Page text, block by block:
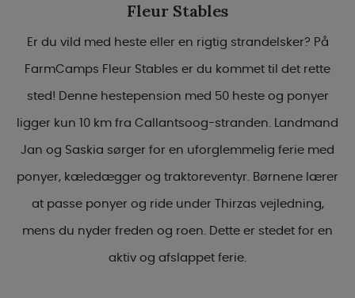
Fleur Stables
Er du vild med heste eller en rigtig strandelsker? På
FarmCamps Fleur Stables er du kommet til det rette
sted! Denne hestepension med 50 heste og ponyer
ligger kun 10 km fra Callantsoog-stranden. Landmand
Jan og Saskia sørger for en uforglemmelig ferie med
ponyer, kæledægger og traktoreventyr. Børnene lærer
at passe ponyer og ride under Thirzas vejledning,
mens du nyder freden og roen. Dette er stedet for en
aktiv og afslappet ferie.